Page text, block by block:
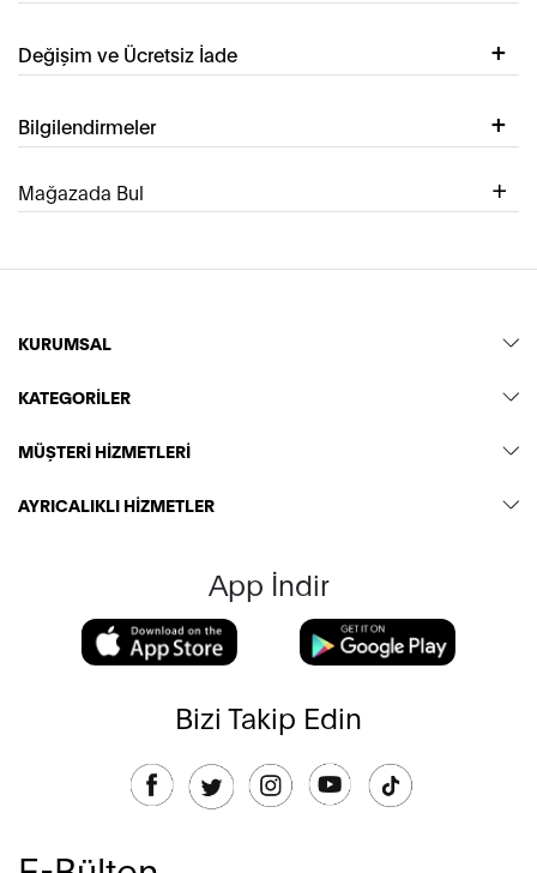
Değişim ve Ücretsiz İade
Bilgilendirmeler
Mağazada Bul
KURUMSAL
KATEGORİLER
MÜŞTERİ HİZMETLERİ
AYRICALIKLI HİZMETLER
App İndir
Bizi Takip Edin